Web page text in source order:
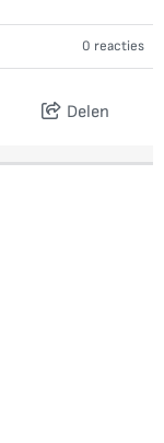
0 reacties
Delen